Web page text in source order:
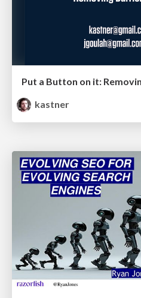
kastner